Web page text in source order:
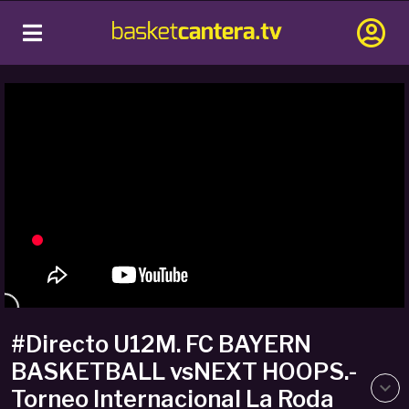
#Directo U12M. FC BAYERN
BASKETBALL vsNEXT HOOPS.-
Torneo Internacional La Roda